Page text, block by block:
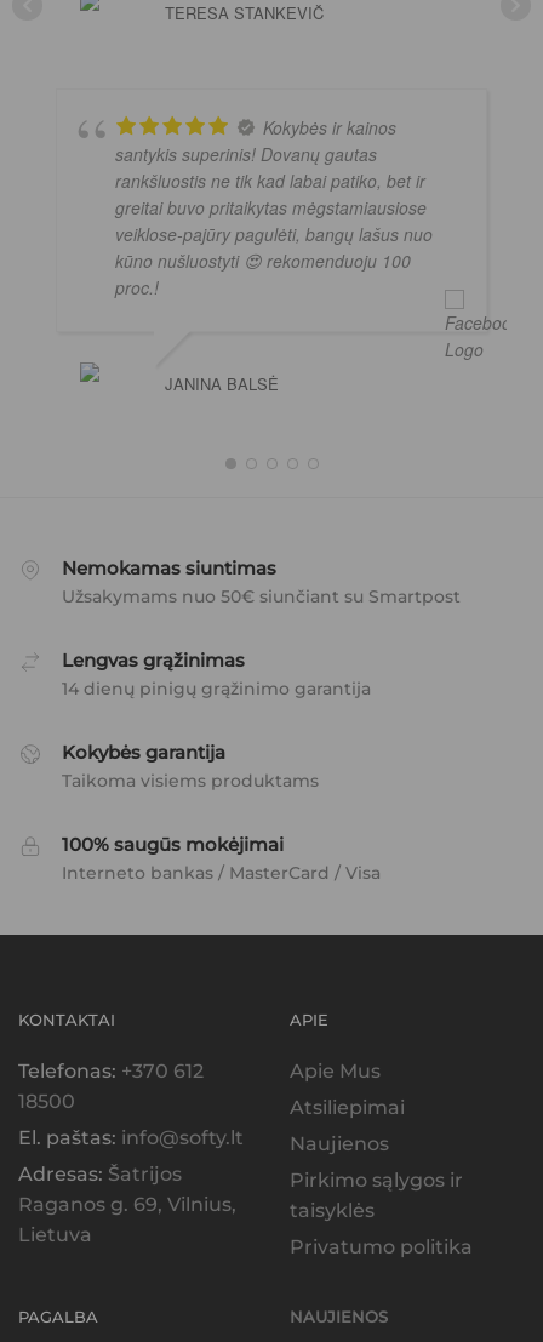
TERESA STANKEVIČ
Kokybės ir kainos
santykis superinis! Dovanų gautas
rankšluostis ne tik kad labai patiko, bet ir
greitai buvo pritaikytas mėgstamiausiose
veiklose-pajūry pagulėti, bangų lašus nuo
kūno nušluostyti 😍 rekomenduoju 100
proc.!
JANINA BALSĖ
Nemokamas siuntimas
Užsakymams nuo 50€ siunčiant su Smartpost
Lengvas grąžinimas
14 dienų pinigų grąžinimo garantija
Kokybės garantija
Taikoma visiems produktams
100% saugūs mokėjimai
Interneto bankas / MasterCard / Visa
KONTAKTAI
Telefonas: +370 612
18500
El. paštas: info@softy.lt
Adresas: Šatrijos
Raganos g. 69, Vilnius,
Lietuva
APIE
Apie Mus
Atsiliepimai
Naujienos
Pirkimo sąlygos ir
taisyklės
Privatumo politika
PAGALBA NAUJIENOS